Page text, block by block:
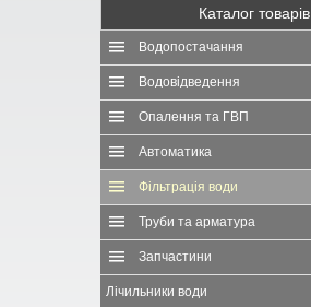
Каталог товарів
Водопостачання
Водовідведення
Опалення та ГВП
Автоматика
Фільтрація води
Труби та арматура
Запчастини
Лічильники води